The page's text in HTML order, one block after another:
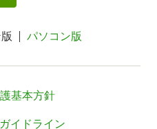
パソコン版
基本方針
イドライン